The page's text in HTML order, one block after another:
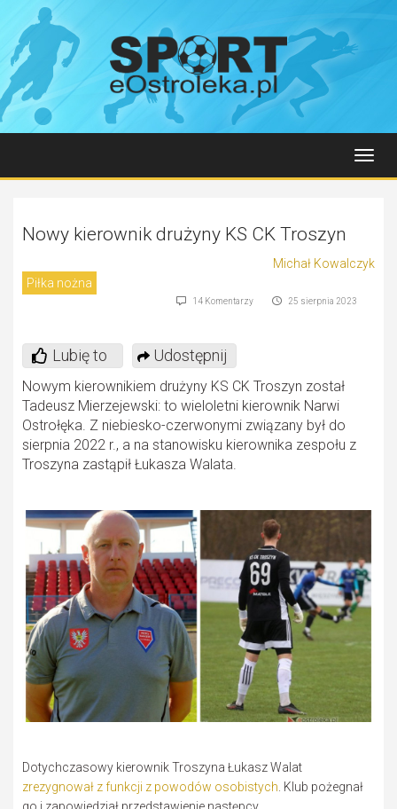
Nowy kierownik drużyny KS CK Troszyn
Michał Kowalczyk
Piłka nożna
25 sierpnia 2023
14 Komentarzy
Lubię to Udostępnij
Nowym kierownikiem drużyny KS CK Troszyn został
Tadeusz Mierzejewski: to wieloletni kierownik Narwi
Ostrołęka. Z niebiesko-czerwonymi związany był do
sierpnia 2022 r., a na stanowisku kierownika zespołu z
Troszyna zastąpił Łukasza Walata.
Dotychczasowy kierownik Troszyna Łukasz Walat
zrezygnował z funkcji z powodów osobistych . Klub pożegnał